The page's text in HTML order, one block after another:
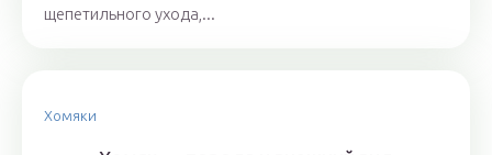
щепетильного ухода,...
Хомяки